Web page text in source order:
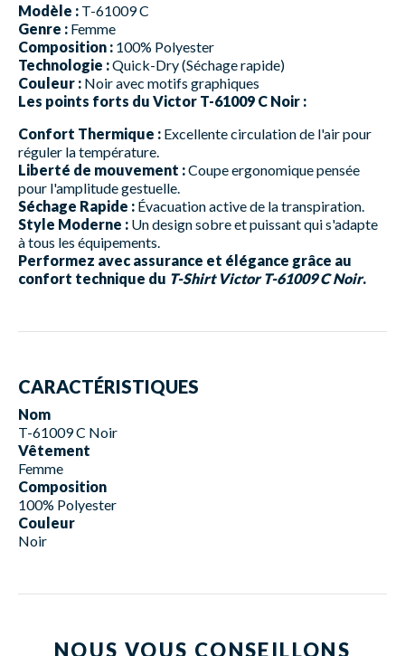
Modèle : T-61009 C
Genre : Femme
Composition : 100% Polyester
Technologie :Quick-Dry (Séchage rapide)
Couleur : Noir avec motifs graphiques
Les points forts du Victor T-61009 C Noir :
Confort Thermique : Excellente circulation de l'air pour
réguler la température.
Liberté de mouvement :Coupe ergonomique pensée
pour l'amplitude gestuelle.
Séchage Rapide : Évacuation active de la transpiration.
Style Moderne : Un design sobre et puissant qui s'adapte
à tous les équipements.
Performez avec assurance et élégance grâce au
confort technique du T-Shirt Victor T-61009 C Noir.
CARACTÉRISTIQUES
Nom
T-61009 C Noir
Vêtement
Femme
Composition
100% Polyester
Couleur
Noir
NOUS VOUS CONSEILLONS